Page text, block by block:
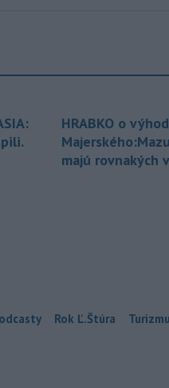
HRABKO o
majú rovnakých
Rok Ľ.Štúra